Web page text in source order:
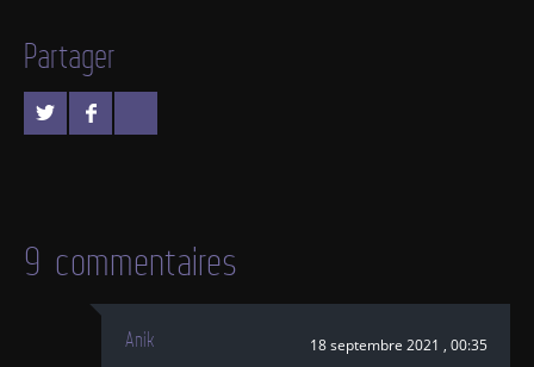
Partager
9 commentaires
Anik 18 septembre 2021 , 00:35